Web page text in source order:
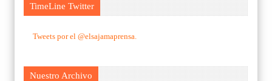
TimeLine Twitter
Tweets por el @elsajamaprensa.
Nuestro Archivo